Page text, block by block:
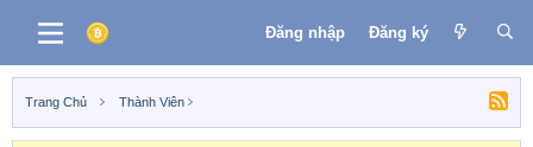
Đăng nhập Đăng ký
Trang Chủ Thành Viên